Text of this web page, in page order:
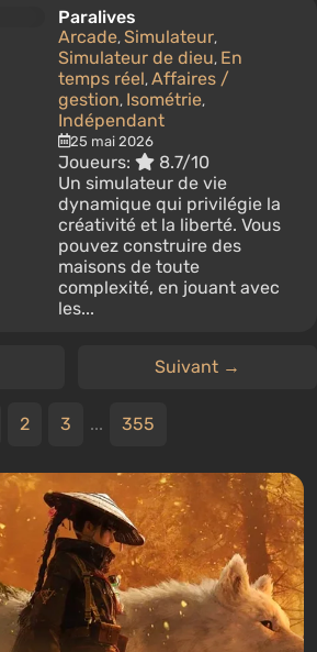
Paralives
Arcade, Simulateur,
Simulateur de dieu, En
temps réel, Affaires /
gestion, Isométrie,
Indépendant
25 mai 2026
Joueurs:
8.7/10
Un simulateur de vie
dynamique qui privilégie la
créativité et la liberté. Vous
pouvez construire des
maisons de toute
complexité, en jouant avec
les...
Suivant →
2 3 ... 355